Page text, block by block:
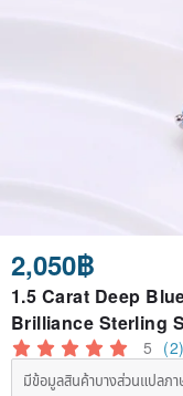
2,050฿
1.5 Carat Deep
Brilliance Sterling
5 (2)
มีข้อมูลสินค้าบางส่วนแปลภ